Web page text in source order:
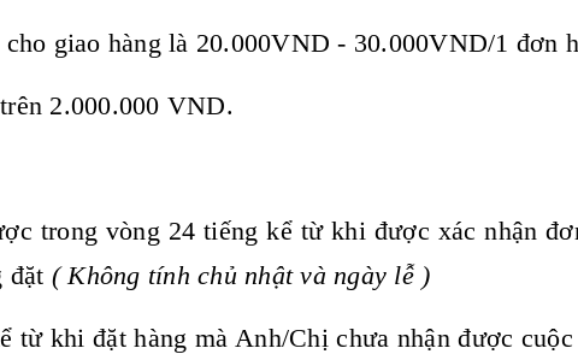
giao hàng là 20.000VND - 30.000VND/1 đơn
2.000.000 VND.
trong vòng 24 tiếng kể từ khi được xác nhận
đặt ( Không tính chủ nhật và ngày lễ )
từ khi đặt hàng mà Anh/Chị chưa nhận được